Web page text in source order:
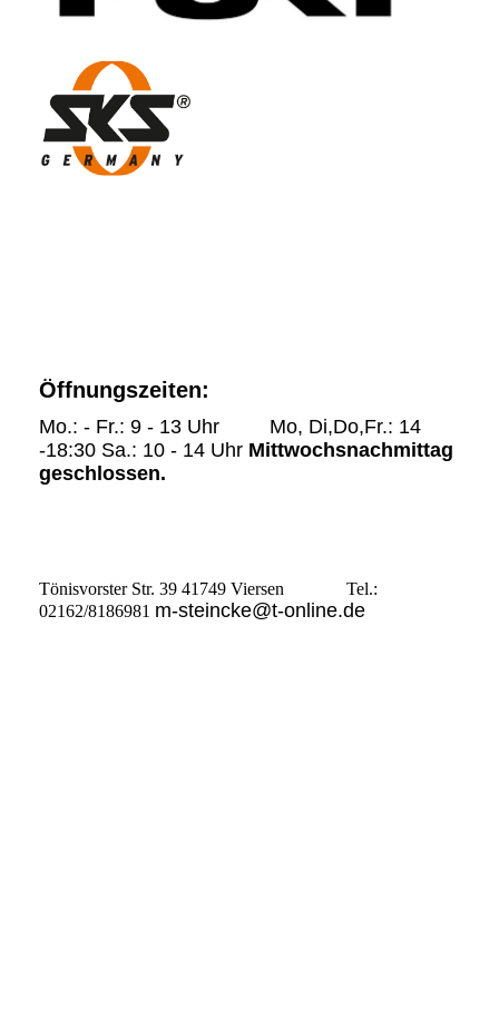
Öffnungszeiten:
Mo.: - Fr.: 9 - 13 Uhr Mo, Di,Do,Fr.: 14
-18:30 Sa.: 10 - 14 Uhr Mittwochsnachmittag
geschlossen.
Tönisvorster Str. 39 41749 Viersen Tel.:
02162/8186981 m-steincke@t-online.de